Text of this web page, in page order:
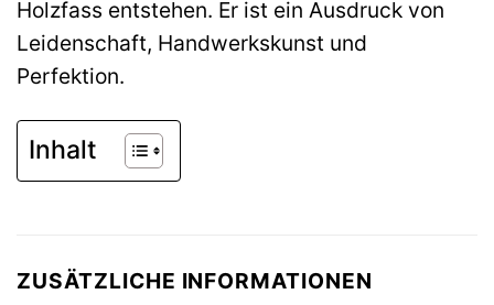
Holzfass entstehen. Er ist ein Ausdruck von
Leidenschaft, Handwerkskunst und
Perfektion.
Inhalt
ZUSÄTZLICHE INFORMATIONEN